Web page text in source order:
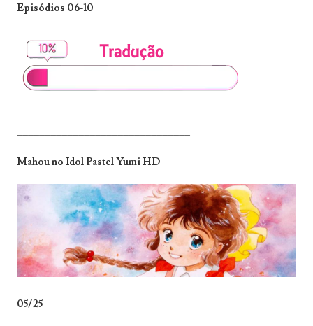
Episódios 06-10
_______________________________
Mahou no Idol Pastel Yumi HD
05/25